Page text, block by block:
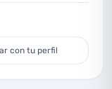
con tu perfil